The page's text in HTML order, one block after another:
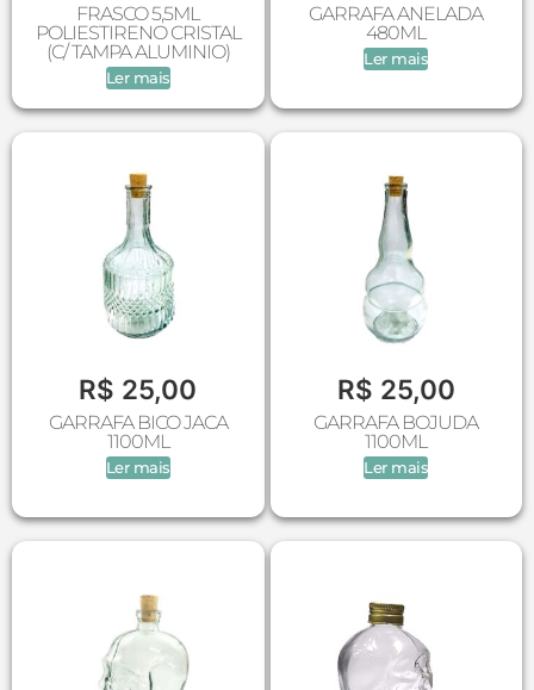
FRASCO 5,5ML
POLIESTIRENO CRISTAL
(C/ TAMPA ALUMINIO)
Ler mais
GARRAFA ANELADA
480ML
Ler mais
R$ 25,00
GARRAFA BICO JACA
1100ML
Ler mais
R$ 25,00
GARRAFA BOJUDA
1100ML
Ler mais